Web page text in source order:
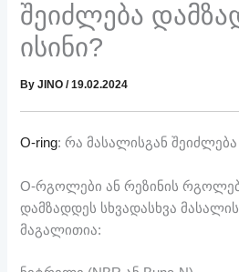
შეიძლება
ისინი?
ByJINO/19.02.2024
O-ring: რა მასალისგან
O-რგოლები ან რეზინის
დამზადდეს სხვადასხვა
მაგალითია: